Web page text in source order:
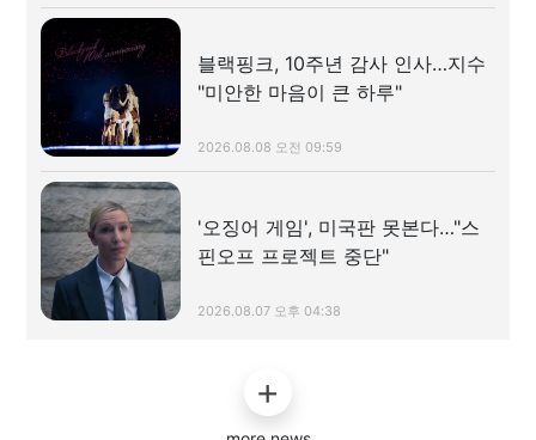
블랙핑크, 10주년 감사 인사…지수
"미안한 마음이 큰 하루"
2026.08.08 오전 09:59
'오징어 게임', 미국판 못본다…"스
핀오프 프로젝트 중단"
2026.08.07 오후 04:38